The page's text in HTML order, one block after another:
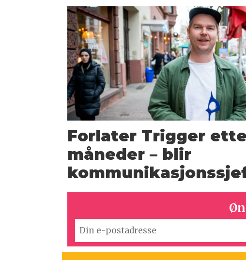
Forlater Trigger
måneder – blir